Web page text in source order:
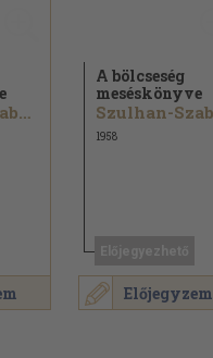
Szulhan-Szaba Orbeliani
Előjegyzem
A bölcseség
meséskönyve
1958